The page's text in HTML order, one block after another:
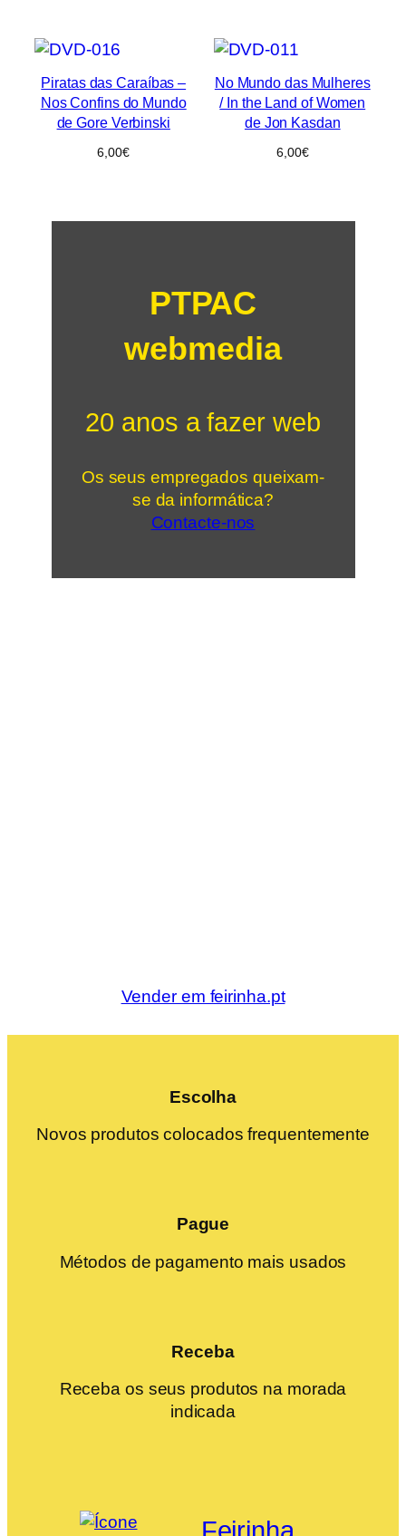
Piratas das Caraíbas –
Nos Confins do Mundo
de Gore Verbinski
6,00€
No Mundo das Mulheres
/ In the Land of Women
de Jon Kasdan
6,00€
PTPAC
webmedia
20 anos a fazer web
Os seus empregados queixam-
se da informática?
Contacte-nos
Vender em feirinha.pt
Escolha
Novos produtos colocados frequentemente
Pague
Métodos de pagamento mais usados
Receba
Receba os seus produtos na morada
indicada
Feirinha